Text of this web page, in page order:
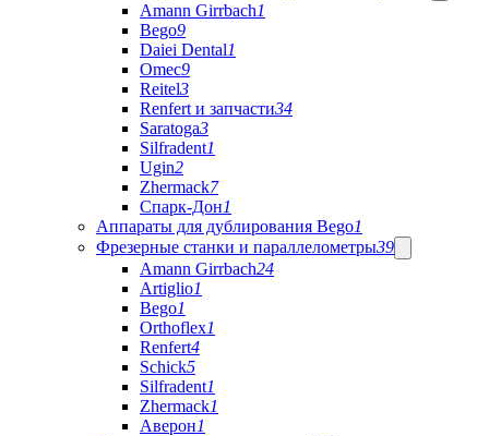
Amann Girrbach1
Bego9
Daiei Dental1
Omec9
Reitel3
Renfert и запчасти34
Saratoga3
Silfradent1
Ugin2
Zhermack7
Спарк-Дон1
Аппараты для дублирования Bego1
Фрезерные станки и параллелометры39
Amann Girrbach24
Artiglio1
Bego1
Orthoflex1
Renfert4
Schick5
Silfradent1
Zhermack1
Аверон1